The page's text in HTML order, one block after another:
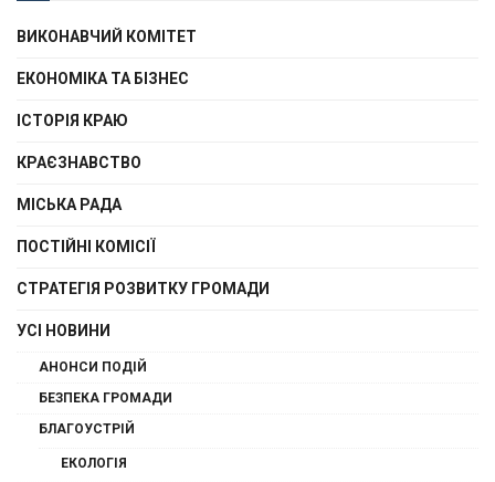
ВИКОНАВЧИЙ КОМІТЕТ
ЕКОНОМІКА ТА БІЗНЕС
ІСТОРІЯ КРАЮ
КРАЄЗНАВСТВО
МІСЬКА РАДА
ПОСТІЙНІ КОМІСІЇ
СТРАТЕГІЯ РОЗВИТКУ ГРОМАДИ
УСІ НОВИНИ
АНОНСИ ПОДІЙ
БЕЗПЕКА ГРОМАДИ
БЛАГОУСТРІЙ
ЕКОЛОГІЯ